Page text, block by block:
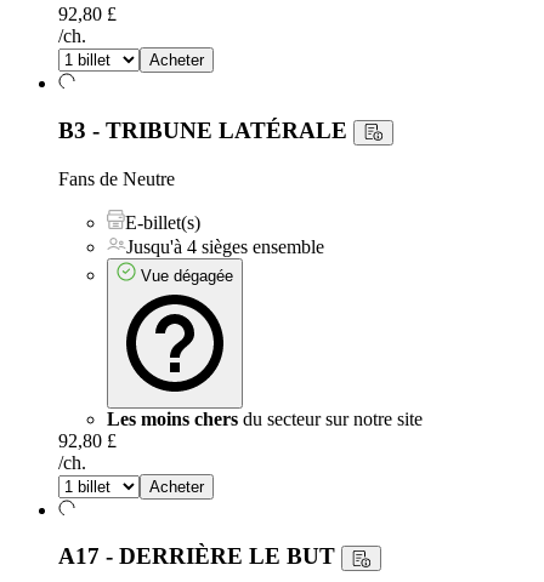
92,80 £
/ch.
Acheter
B3 - TRIBUNE LATÉRALE
Fans de Neutre
E-billet(s)
Jusqu'à 4 sièges ensemble
Vue dégagée
Les moins chers du secteur sur notre site
92,80 £
/ch.
Acheter
A17 - DERRIÈRE LE BUT